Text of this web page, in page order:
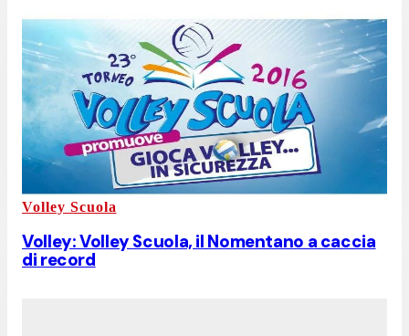
Volley Scuola
Volley: Volley Scuola, il Nomentano a caccia
di record